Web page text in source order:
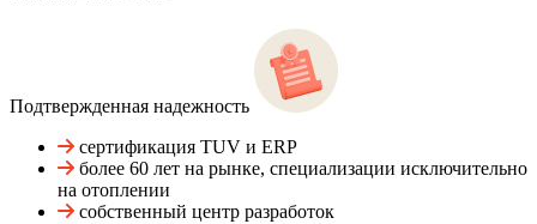
Подтвержденная надежность
сертификация TUV и ERP
более 60 лет на рынке, специализации исключительно
на отоплении
собственный центр разработок